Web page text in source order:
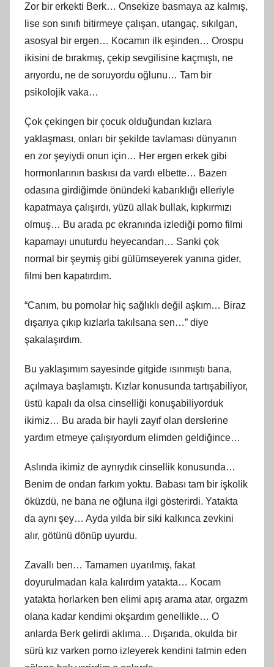
Zor bir erkekti Berk… Onsekize basmaya az kalmış,
lise son sınıfı bitirmeye çalışan, utangaç, sıkılgan,
asosyal bir ergen… Kocamın ilk eşinden… Orospu
ikisini de bırakmış, çekip sevgilisine kaçmıştı, ne
arıyordu, ne de soruyordu oğlunu… Tam bir
psikolojik vaka…
Çok çekingen bir çocuk olduğundan kızlara
yaklaşması, onları bir şekilde tavlaması dünyanın
en zor şeyiydi onun için… Her ergen erkek gibi
hormonlarının baskısı da vardı elbette… Bazen
odasına girdiğimde önündeki kabarıklığı elleriyle
kapatmaya çalışırdı, yüzü allak bullak, kıpkırmızı
olmuş… Bu arada pc ekranında izlediği porno filmi
kapamayı unuturdu heyecandan… Sanki çok
normal bir şeymiş gibi gülümseyerek yanına gider,
filmi ben kapatırdım.
“Canım, bu pornolar hiç sağlıklı değil aşkım… Biraz
dışarıya çıkıp kızlarla takılsana sen…” diye
şakalaşırdım.
Bu yaklaşımım sayesinde gitgide ısınmıştı bana,
açılmaya başlamıştı. Kızlar konusunda tartışabiliyor,
üstü kapalı da olsa cinselliği konuşabiliyorduk
ikimiz… Bu arada bir hayli zayıf olan derslerine
yardım etmeye çalışıyordum elimden geldiğince…
Aslında ikimiz de aynıydık cinsellik konusunda…
Benim de ondan farkım yoktu. Babası tam bir işkolik
öküzdü, ne bana ne oğluna ilgi gösterirdi. Yatakta
da aynı şey… Ayda yılda bir siki kalkınca zevkini
alır, götünü dönüp uyurdu.
Zavallı ben… Tamamen uyarılmış, fakat
doyurulmadan kala kalırdım yatakta… Kocam
yatakta horlarken ben elimi apış arama atar, orgazm
olana kadar kendimi okşardım genellikle… O
anlarda Berk gelirdi aklıma… Dışarıda, okulda bir
sürü kız varken porno izleyerek kendini tatmin eden